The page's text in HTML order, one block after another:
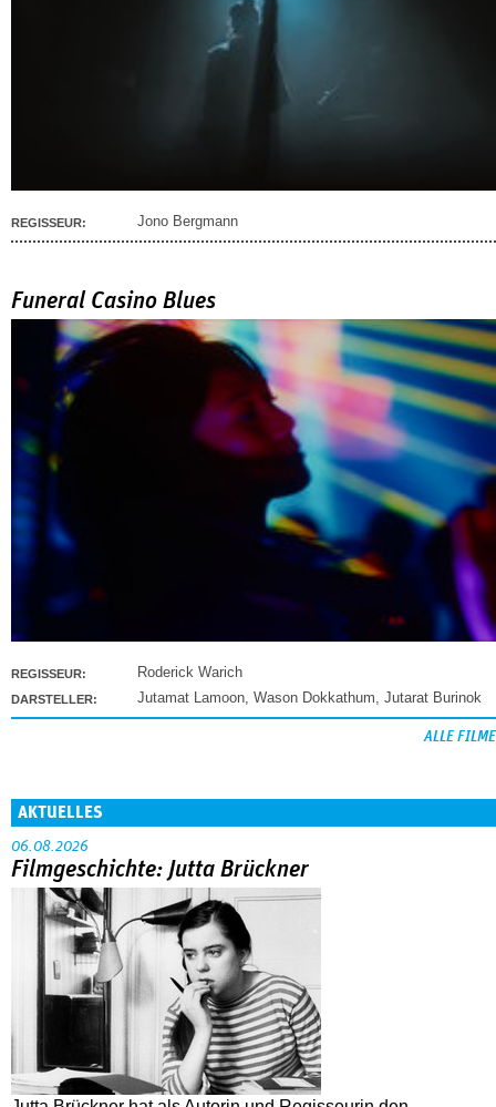
REGISSEUR: Jono Bergmann
Funeral Casino Blues
REGISSEUR: Roderick Warich
DARSTELLER: Jutamat Lamoon, Wason Dokkathum, Jutarat Burinok
ALLE FILME
AKTUELLES
06.08.2026
Filmgeschichte: Jutta Brückner